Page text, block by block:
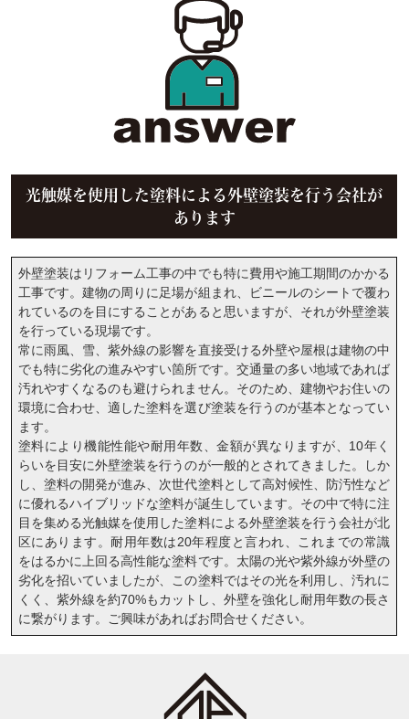
光触媒を使用した塗料による外壁塗装を行う会社が
あります
外壁塗装はリフォーム工事の中でも特に費用や施工期間のかかる
工事です。建物の周りに足場が組まれ、ビニールのシートで覆わ
れているのを目にすることがあると思いますが、それが外壁塗装
を行っている現場です。
常に雨風、雪、紫外線の影響を直接受ける外壁や屋根は建物の中
でも特に劣化の進みやすい箇所です。交通量の多い地域であれば
汚れやすくなるのも避けられません。そのため、建物やお住いの
環境に合わせ、適した塗料を選び塗装を行うのが基本となってい
ます。
塗料により機能性能や耐用年数、金額が異なりますが、10年く
らいを目安に外壁塗装を行うのが一般的とされてきました。しか
し、塗料の開発が進み、次世代塗料として高対候性、防汚性など
に優れるハイブリッドな塗料が誕生しています。その中で特に注
目を集める光触媒を使用した塗料による外壁塗装を行う会社が北
区にあります。耐用年数は20年程度と言われ、これまでの常識
をはるかに上回る高性能な塗料です。太陽の光や紫外線が外壁の
劣化を招いていましたが、この塗料ではその光を利用し、汚れに
くく、紫外線を約70%もカットし、外壁を強化し耐用年数の長さ
に繋がります。ご興味があればお問合せください。